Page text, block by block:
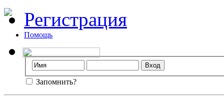
Регистрация
Помощь
Запомнить?